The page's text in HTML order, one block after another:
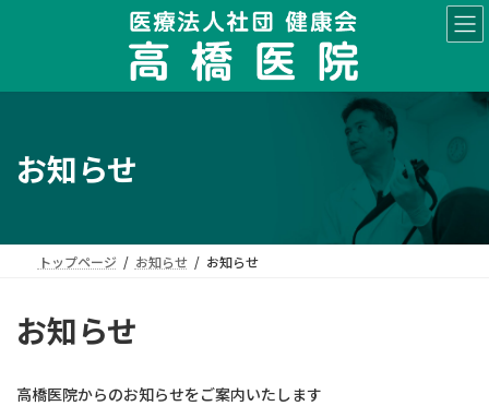
ツ
シ
お知らせ
トップページ お知らせ お知らせ
お知らせ
高橋医院からのお知らせをご案内いたします